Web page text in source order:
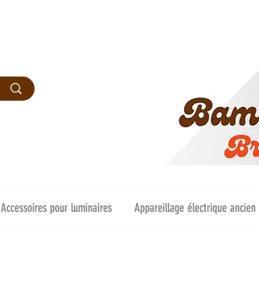
Accessoires pour luminaires Appareillage électrique ancien